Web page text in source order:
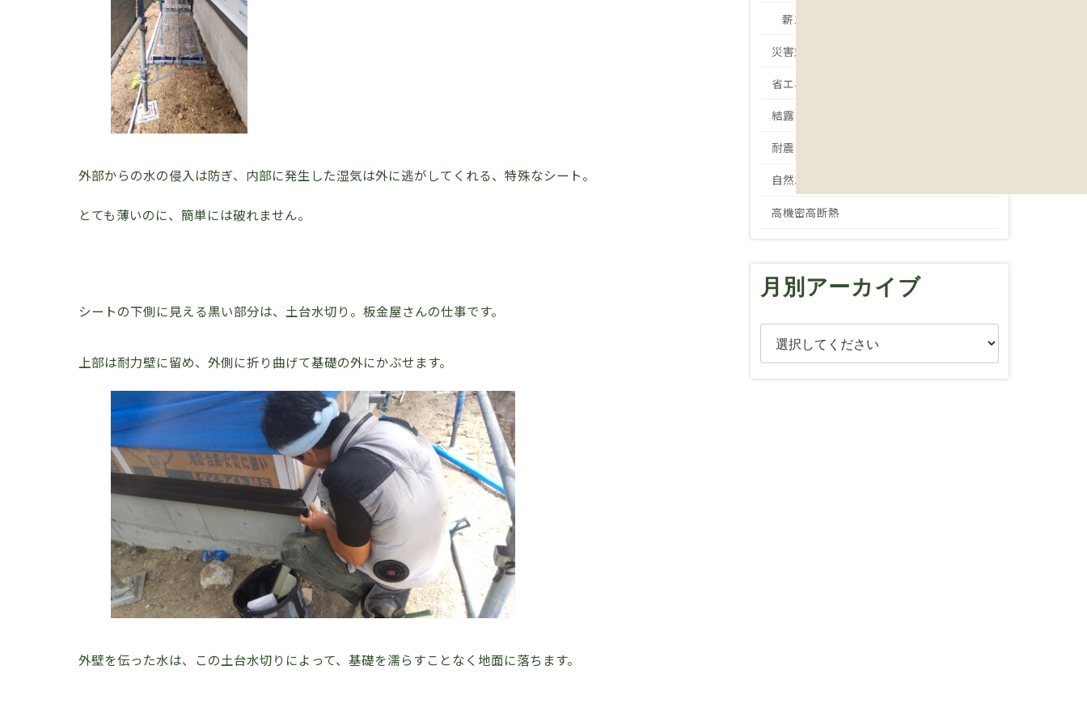
外部からの水の侵入は防ぎ、内部に発生した湿気は外に逃がしてくれる、特殊なシート。
とても薄いのに、簡単には破れません。
シートの下側に見える黒い部分は、土台水切り。板金屋さんの仕事です。
上部は耐力壁に留め、外側に折り曲げて基礎の外にかぶせます。
外壁を伝った水は、この土台水切りによって、基礎を濡らすことなく地面に落ちます。
薪ストーブ
災害対策
省エネ
結露
耐震
自然エネルギー
高機密高断熱
月別アーカイブ